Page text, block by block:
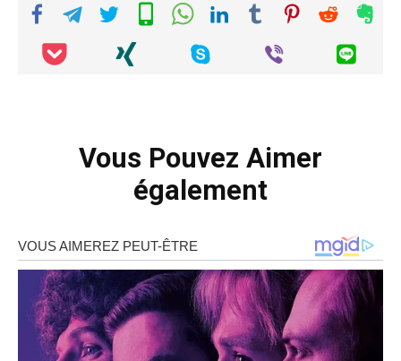
Vous Pouvez Aimer
également